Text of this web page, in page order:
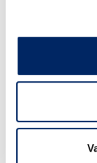
jälkeen
voi
Seuraamme